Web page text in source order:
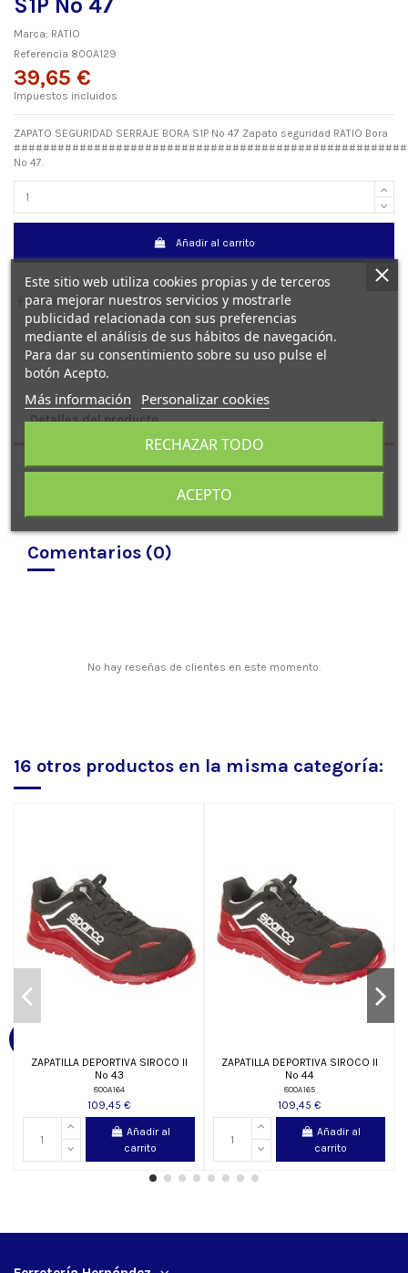
Marca: RATIO
Referencia 800A129
39,65 €
Impuestos incluidos
ZAPATO SEGURIDAD SERRAJE BORA S1P Nº 47 Zapato seguridad RATIO Bora
Nº 47.
Añadir al carrito
Detalles del producto
Comentarios (0)
No hay reseñas de clientes en este momento.
16 otros productos en la misma categoría:
ZAPATILLA DEPORTIVA SIROCO II
Nº 43
800A164
109,45 €
Añadir al
carrito
ZAPATILLA DEPORTIVA SIROCO II
Nº 44
800A165
109,45 €
Añadir al
carrito
Este sitio web utiliza cookies propias y de terceros
para mejorar nuestros servicios y mostrarle
publicidad relacionada con sus preferencias
mediante el análisis de sus hábitos de navegación.
Para dar su consentimiento sobre su uso pulse el
botón Acepto.
Más información Personalizar cookies
RECHAZAR TODO
ACEPTO